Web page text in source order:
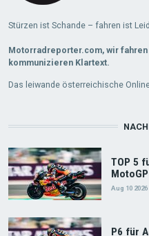
Stürzen ist Schande – fahren ist
Motorradreporter.com, wir
kommunizieren Klartext.
Das leiwande österreichische
TOP 5
Aug 10
P6 für